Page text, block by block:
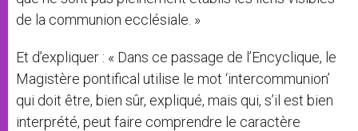
de la communion ecclésiale. »
Et d’expliquer : « Dans ce passage de l’Encyclique, le
Magistère pontifical utilise le mot ‘intercommunion’
qui doit être, bien sûr, expliqué, mais qui, s’il est bien
interprété, peut faire comprendre le caractère